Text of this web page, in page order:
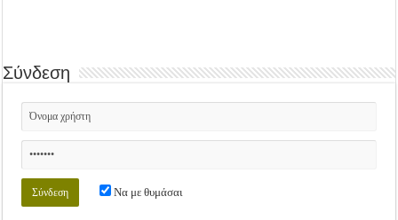
Σύνδεση
Να με θυμάσαι